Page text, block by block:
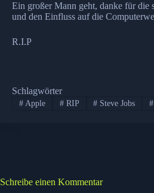
Ein großer Mann geht, danke für die
und den Einfluss auf die
R.I.P
Schlagwörter
#Apple #RIP # Steve Jobs #
Schreibe einen Kommentar